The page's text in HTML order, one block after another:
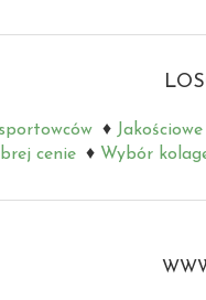
cenie
Wybór